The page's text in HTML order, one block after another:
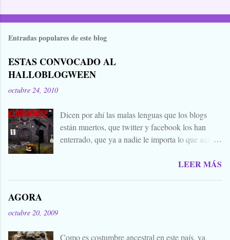
Entradas populares de este blog
ESTAS CONVOCADO AL
HALLOBLOGWEEN
octubre 24, 2010
Dicen por ahí las malas lenguas que los blogs
están muertos, que twitter y facebook los han
enterrado, que ya a nadie le importa lo que aquí
levantar nuestros blogs, sean vivos, muertos, o
convoco a todos, amigos, conocidos, amigos de
LEER MÁS
AGORA
octubre 20, 2009
Como es costumbre ancestral en este país, ya